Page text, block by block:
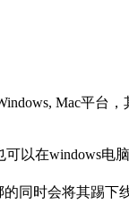
Mac平台
以在windows电
同时会将其踢下线